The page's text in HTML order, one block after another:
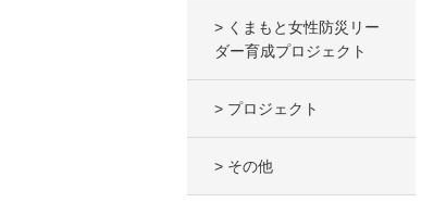
> くまもと女性防災リー
ダー育成プロジェクト
> プロジェクト
> その他